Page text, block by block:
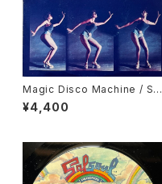
Magic Disco Machine / Scr
atchin'
¥4,400